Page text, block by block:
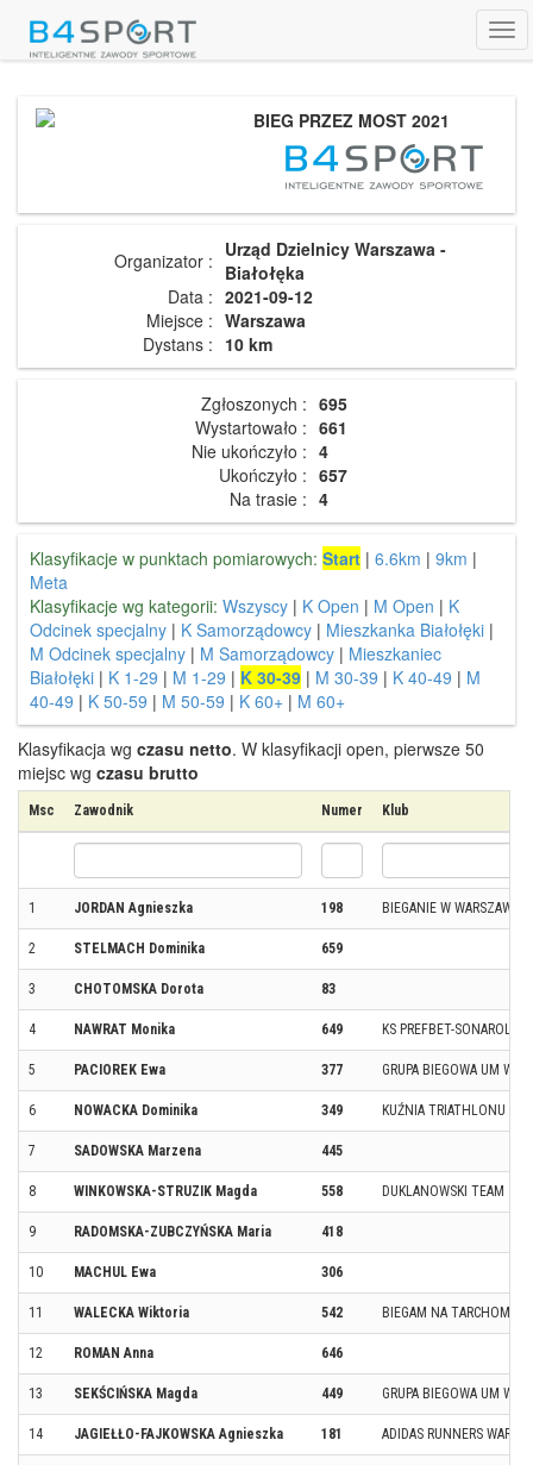
BIEG PRZEZ MOST 2021
Organizator : Urząd Dzielnicy Warszawa -
Białołęka
Data : 2021-09-12
Miejsce : Warszawa
Dystans : 10 km
Zgłoszonych : 695
Wystartowało : 661
Nie ukończyło : 4
Ukończyło : 657
Na trasie : 4
Klasyfikacje w punktach pomiarowych: Start | 6.6km | 9km |
Meta
Klasyfikacje wg kategorii: Wszyscy | K Open | M Open | K
Odcinek specjalny | K Samorządowcy | Mieszkanka Białołęki |
M Odcinek specjalny | M Samorządowcy | Mieszkaniec
Białołęki | K 1-29 | M 1-29 | K 30-39 | M 30-39 | K 40-49 | M
40-49 | K 50-59 | M 50-59 | K 60+ | M 60+
Klasyfikacja wg czasu netto. W klasyfikacji open, pierwsze 50
miejsc wg czasu brutto
Msc Zawodnik Numer Klub
1 JORDAN Agnieszka 198 BIEGANIE W WARSZAWIE
2 STELMACH Dominika 659
3 CHOTOMSKA Dorota 83
4 NAWRAT Monika 649 KS PREFBET-SONAROL
5 PACIOREK Ewa 377 GRUPA BIEGOWA UM W-
6 NOWACKA Dominika 349 KUŹNIA TRIATHLONU
7 SADOWSKA Marzena 445
8 WINKOWSKA-STRUZIK Magda 558 DUKLANOWSKI TEAM
9 RADOMSKA-ZUBCZYŃSKA Maria 418
10 MACHUL Ewa 306
11 WALECKA Wiktoria 542 BIEGAM NA TARCHOMINIE
12 ROMAN Anna 646
13 SEKŚCIŃSKA Magda 449 GRUPA BIEGOWA UM W-
14 JAGIEŁŁO-FAJKOWSKA Agnieszka 181 ADIDAS RUNNERS